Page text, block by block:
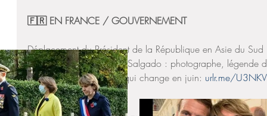
🇫🇷 EN FRANCE / GOUVERNEMENT
Déplacement du Président de la République en Asie du
Disparition de Sebastião Salgado : photographe, légende
Gouvernement : Tout ce qui change en juin: urlr.me/